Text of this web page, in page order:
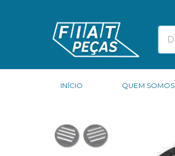
INÍCIO QUEM SOMOS